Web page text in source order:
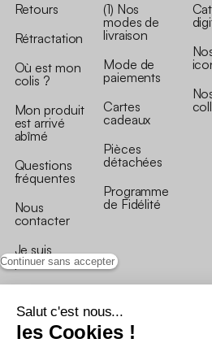
Continuer sans accepter
Salut c'est nous...
les Cookies !
Retours
Rétractation
Où est mon
colis ?
Mon produit
est arrivé
abîmé
Questions
fréquentes
Nous
contacter
Je suis
professionnel
(1) Nos
modes de
livraison
Mode de
paiements
Cartes
cadeaux
Pièces
détachées
Programme
de Fidélité